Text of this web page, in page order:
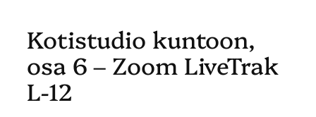
Kotistudio kuntoon,
osa 6 – Zoom LiveTrak
L-12